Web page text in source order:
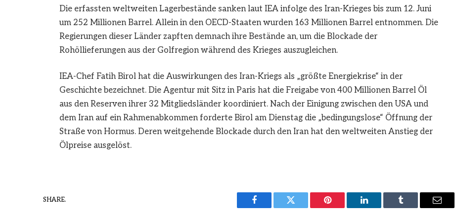
Die erfassten weltweiten Lagerbestände sanken laut IEA infolge des Iran-Krieges bis zum 12. Juni
um 252 Millionen Barrel. Allein in den OECD-Staaten wurden 163 Millionen Barrel entnommen. Die
Regierungen dieser Länder zapften demnach ihre Bestände an, um die Blockade der
Rohöllieferungen aus der Golfregion während des Krieges auszugleichen.
IEA-Chef Fatih Birol hat die Auswirkungen des Iran-Kriegs als „größte Energiekrise“ in der
Geschichte bezeichnet. Die Agentur mit Sitz in Paris hat die Freigabe von 400 Millionen Barrel Öl
aus den Reserven ihrer 32 Mitgliedsländer koordiniert. Nach der Einigung zwischen den USA und
dem Iran auf ein Rahmenabkommen forderte Birol am Dienstag die „bedingungslose“ Öffnung der
Straße von Hormus. Deren weitgehende Blockade durch den Iran hat den weltweiten Anstieg der
Ölpreise ausgelöst.
SHARE.
Facebook Twitter Pinterest LinkedIn Tumblr Email